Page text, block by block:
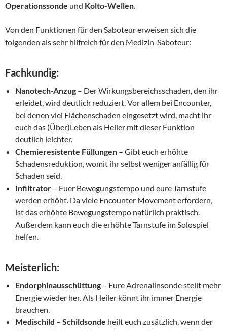
Operationssonde und Kolto-Wellen.
Von den Funktionen für den Saboteur erweisen sich die
folgenden als sehr hilfreich für den Medizin-Saboteur:
Fachkundig:
Nanotech-Anzug – Der Wirkungsbereichsschaden, den ihr
erleidet, wird deutlich reduziert. Vor allem bei Encounter,
bei denen viel Flächenschaden eingesetzt wird, macht ihr
euch das (Über)Leben als Heiler mit dieser Funktion
deutlich leichter.
Chemieresistente Füllungen – Gibt euch erhöhte
Schadensreduktion, womit ihr selbst weniger anfällig für
Schaden seid.
Infiltrator – Euer Bewegungstempo und eure Tarnstufe
werden erhöht. Da viele Encounter Movement erfordern,
ist das erhöhte Bewegungstempo natürlich praktisch.
Außerdem kann euch die erhöhte Tarnstufe im Solospiel
helfen.
Meisterlich:
Endorphinausschüttung – Eure Adrenalinsonde stellt mehr
Energie wieder her. Als Heiler könnt ihr immer Energie
brauchen.
Medischild – Schildsonde heilt euch zusätzlich, wenn der